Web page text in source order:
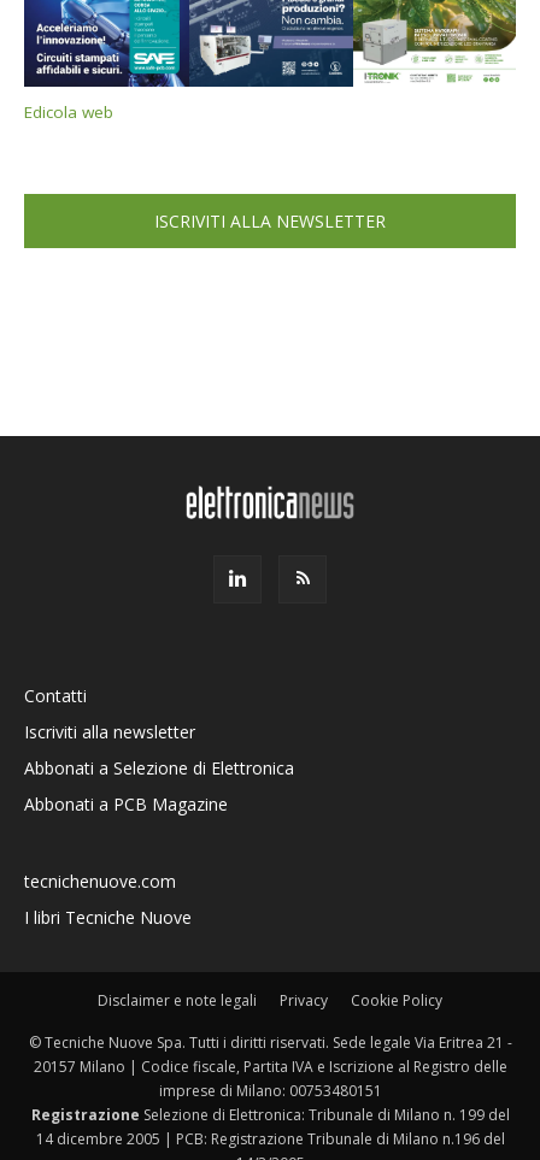
Edicola web
ISCRIVITI ALLA NEWSLETTER
Contatti
Iscriviti alla newsletter
Abbonati a Selezione di Elettronica
Abbonati a PCB Magazine
tecnichenuove.com
I libri Tecniche Nuove
Disclaimer e note legali Privacy Cookie Policy
© Tecniche Nuove Spa. Tutti i diritti riservati. Sede legale Via Eritrea 21 -
20157 Milano | Codice fiscale, Partita IVA e Iscrizione al Registro delle
imprese di Milano: 00753480151
Registrazione Selezione di Elettronica: Tribunale di Milano n. 199 del
14 dicembre 2005 | PCB: Registrazione Tribunale di Milano n.196 del